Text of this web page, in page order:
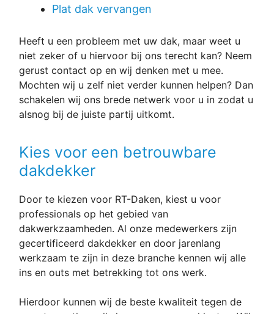
Plat dak vervangen
Heeft u een probleem met uw dak, maar weet u
niet zeker of u hiervoor bij ons terecht kan? Neem
gerust contact op en wij denken met u mee.
Mochten wij u zelf niet verder kunnen helpen? Dan
schakelen wij ons brede netwerk voor u in zodat u
alsnog bij de juiste partij uitkomt.
Kies voor een betrouwbare
dakdekker
Door te kiezen voor RT-Daken, kiest u voor
professionals op het gebied van
dakwerkzaamheden. Al onze medewerkers zijn
gecertificeerd dakdekker en door jarenlang
werkzaam te zijn in deze branche kennen wij alle
ins en outs met betrekking tot ons werk.
Hierdoor kunnen wij de beste kwaliteit tegen de